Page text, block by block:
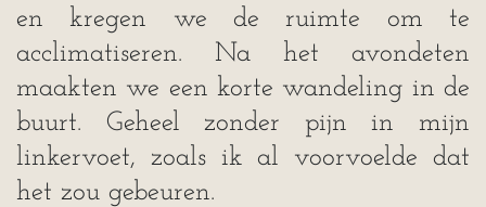
en kregen we de ruimte om te
acclimatiseren. Na het avondeten
maakten we een korte wandeling in de
buurt. Geheel zonder pijn in mijn
linkervoet, zoals ik al voorvoelde dat
het zou gebeuren.